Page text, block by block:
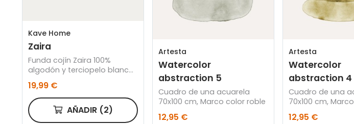
Kave Home
Zaira
Funda cojín Zaira 100%
algodón y terciopelo blanco
45 x 45 cm
19,99 €
AÑADIR (2)
Artesta
Watercolor
abstraction 5
Cuadro de una acuarela
70x100 cm, Marco color roble
12,95 €
Artesta
Watercolor
abstraction 4
Cuadro de una
70x100 cm,
12,95 €